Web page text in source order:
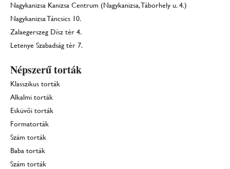
Nagykanizsa Kanizsa Centrum (Nagykanizsa, Táborhely u. 4.)
Nagykanizsa Táncsics 10.
Zalaegerszeg Dísz tér 4.
Letenye Szabadság tér 7.
Népszerű torták
Klasszikus torták
Alkalmi torták
Esküvői torták
Formatorták
Szám torták
Baba torták
Szám torták